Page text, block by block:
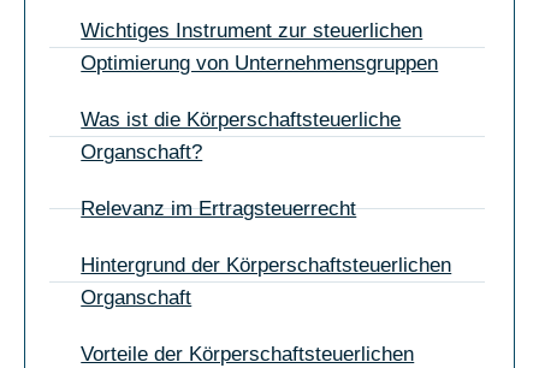
Wichtiges Instrument zur steuerlichen
Optimierung von Unternehmensgruppen
Was ist die Körperschaftsteuerliche
Organschaft?
Relevanz im Ertragsteuerrecht
Hintergrund der Körperschaftsteuerlichen
Organschaft
Vorteile der Körperschaftsteuerlichen